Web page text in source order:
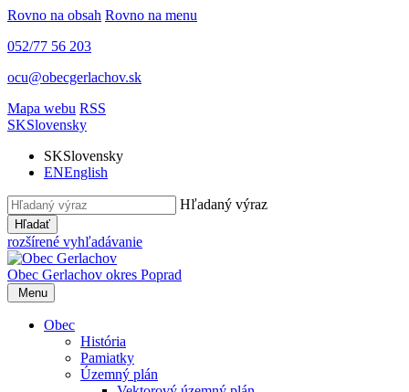
Rovno na obsah Rovno na menu
052/77 56 203
ocu@obecgerlachov.sk
Mapa webu RSS
SKSlovensky
SKSlovensky
ENEnglish
Hľadaný výraz
Hľadať
rozšírené vyhľadávanie
Obec Gerlachov okres Poprad
Menu
Obec
História
Pamiatky
Územný plán